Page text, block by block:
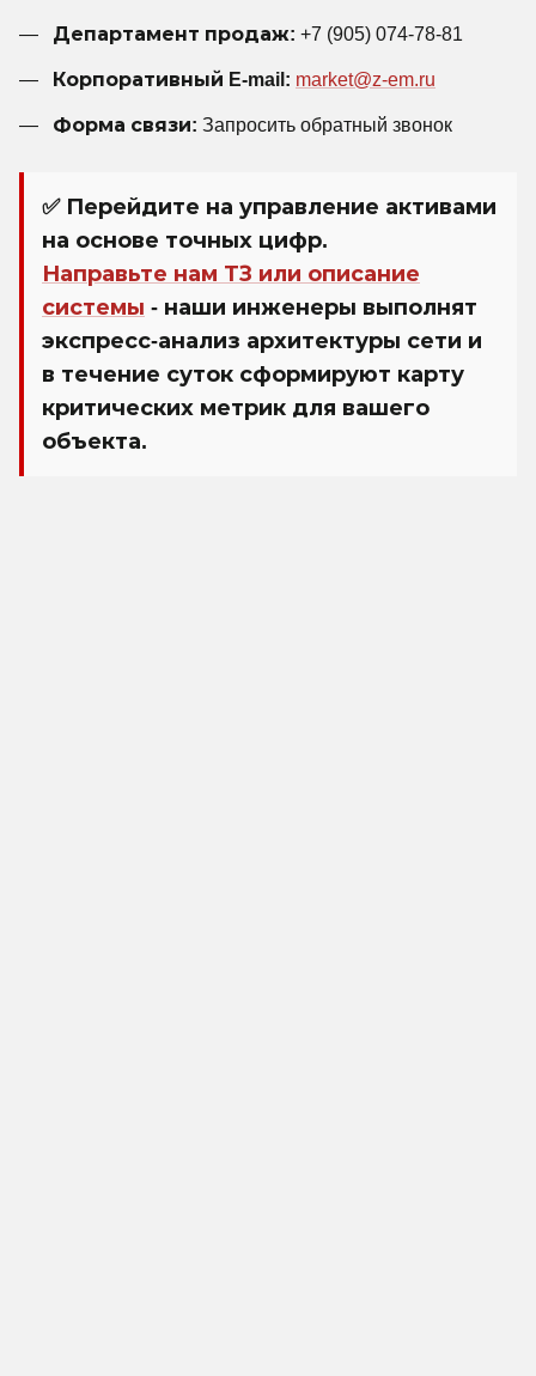
Департамент продаж: +7 (905) 074-78-81
Корпоративный E-mail: market@z-em.ru
Форма связи: Запросить обратный звонок
✅ Перейдите на управление активами
на основе точных цифр.
Направьте нам ТЗ или описание
системы - наши инженеры выполнят
экспресс-анализ архитектуры сети и
в течение суток сформируют карту
критических метрик для вашего
объекта.